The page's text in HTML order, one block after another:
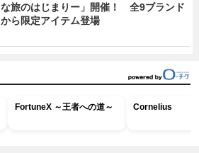
な旅のはじまりー」開催！ 全9ブランド
から限定アイテム登場
FortuneX ～王者への道～ Cornelius